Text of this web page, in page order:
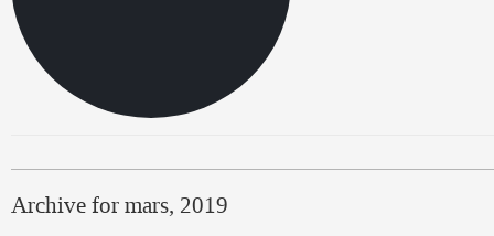
Archive for mars, 2019